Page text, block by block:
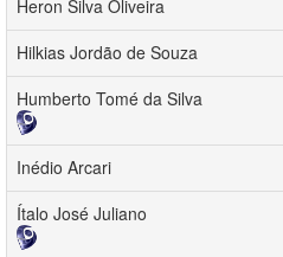
Heron Silva Oliveira
Hilkias Jordão de Souza
Humberto Tomé da Silva
Inédio Arcari
Ítalo José Juliano